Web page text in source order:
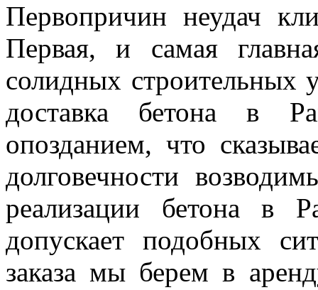
Первопричин неудач
Первая, и самая
солидных строительных
доставка бетона в
опозданием, что
долговечности
реализации бетона в
допускает подобных
заказа мы берем в